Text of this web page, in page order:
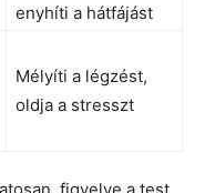
enyhíti a hátfájást
Mélyíti a légzést,
oldja a stresszt
figyelve a test